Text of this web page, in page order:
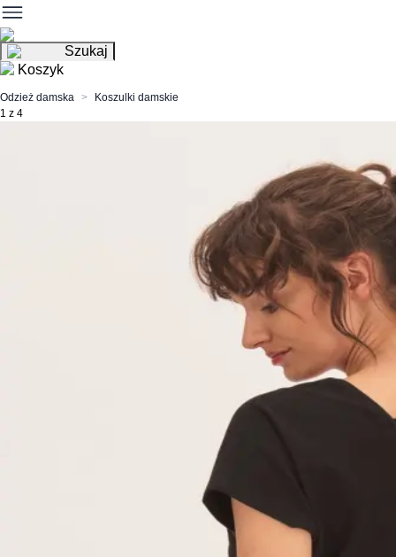
Szukaj
Koszyk
Odzież damska
Koszulki damskie
1 z 4